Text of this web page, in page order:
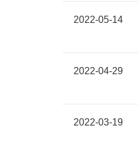
2022-05-14
2022-04-29
2022-03-19